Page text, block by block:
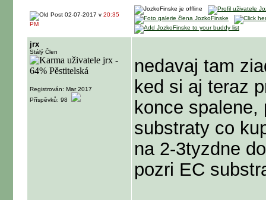
02-07-2017 v 20:35
PM
jrx
Stálý Člen
Registrován: Mar 2017
Příspěvků: 98
nedavaj tam
ked si aj teraz
konce spalene,
substraty co
na 2-3tyzdne
pozri EC